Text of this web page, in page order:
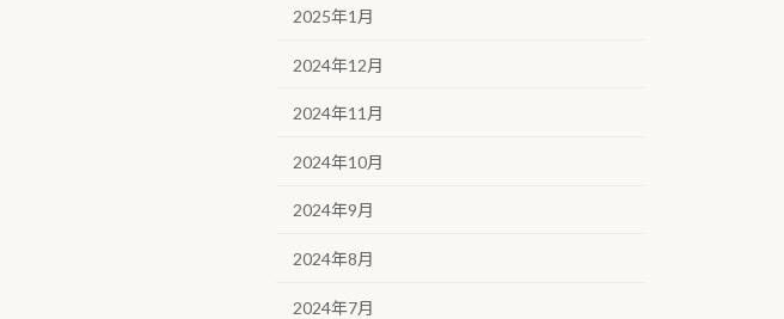
2025年1月
2024年12月
2024年11月
2024年10月
2024年9月
2024年8月
2024年7月